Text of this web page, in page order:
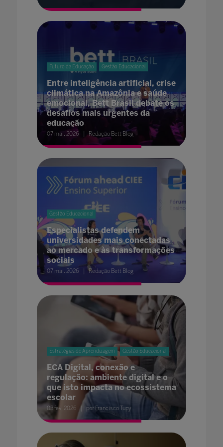
Futuro da Educação Gestão Educacional
Entre inteligência artificial, crise
climática na Amazônia e saúde
emocional, Bett Brasil debate os
desafios mais urgentes da
educação
07 mai. 2026 Redação Bett Blog
Gestão Educacional
Especialistas defendem
universidades mais conectadas
ao mercado e às transformações
sociais
07 mai. 2026 Redação Bett Blog
Estratégias de Aprendizagem Gestão Educacional
ECA Digital, conexão e
regulação: ambiente digital e o
que isto impacta no ecossistema
escolar
03 fev. 2026 por Francisco Tupy